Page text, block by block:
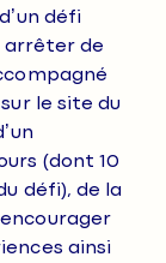
défi
arrêter de
le site du
(dont 10
défi), de la
ainsi